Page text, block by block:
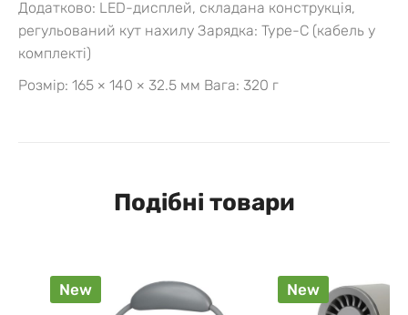
Додатково: LED-дисплей, складана конструкція,
регульований кут нахилу Зарядка: Type-C (кабель у
комплекті)
Розмір: 165 × 140 × 32.5 мм Вага: 320 г
Подібні товари
New New